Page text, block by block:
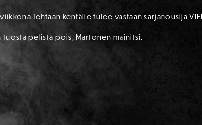
Tehtaan kentälle tulee vastaan sarjanousija
pelistä pois, Martonen mainitsi.